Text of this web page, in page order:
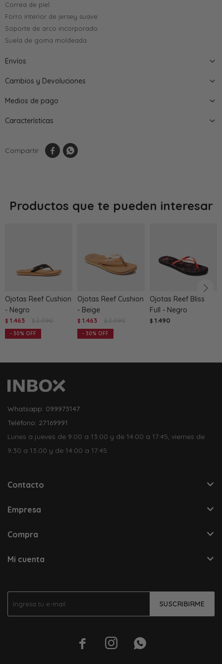
Correa de piel.
Forro interior de jersey suave.
Soporte de arco incorporado.
Suela de goma moldeada.
Envíos
Cambios y Devoluciones
Medios de pago
Características
 
Productos que te pueden interesar
Ojotas Reef Cushion
- Negro
$ 1.463 $ 2.090
30
Ojotas Reef Cushion
- Beige
$ 1.463 $ 2.090
30
Ojotas Reef Bliss
Full - Negro
$ 1.490
SUSCRIBIRME
  
Whatsapp: 099973147
Teléfono: 27169991
Lunes a jueves de 9:00 a 13:00 y de 14:00 a 17:45, viernes de
9:30 a 13:00 y de 14:00 a 17:45.
Contacto
Empresa
Compra
Mi cuenta